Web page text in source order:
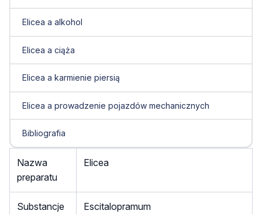
Elicea a alkohol
Elicea a ciąża
Elicea a karmienie piersią
Elicea a prowadzenie pojazdów mechanicznych
Bibliografia
Nazwa
preparatu
Elicea
Substancje
Escitalopramum